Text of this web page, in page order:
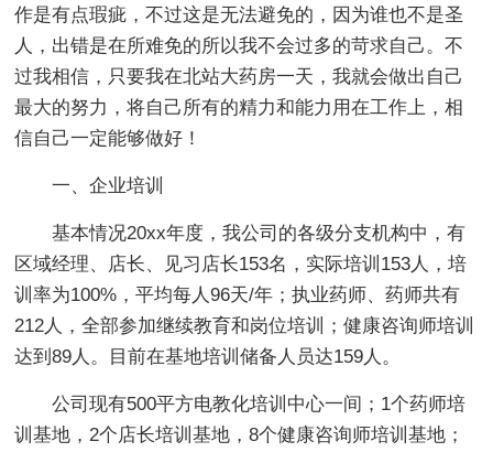
作是有点瑕疵，不过这是无法避免的，因为谁也不是圣
人，出错是在所难免的所以我不会过多的苛求自己。不
过我相信，只要我在北站大药房一天，我就会做出自己
最大的努力，将自己所有的精力和能力用在工作上，相
信自己一定能够做好！
一、企业培训
基本情况20xx年度，我公司的各级分支机构中，有
区域经理、店长、见习店长153名，实际培训153人，培
训率为100%，平均每人96天/年；执业药师、药师共有
212人，全部参加继续教育和岗位培训；健康咨询师培训
达到89人。目前在基地培训储备人员达159人。
公司现有500平方电教化培训中心一间；1个药师培
训基地，2个店长培训基地，8个健康咨询师培训基地；